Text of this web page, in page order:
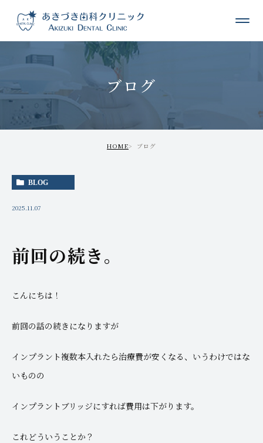
ブログ
HOME ブログ
BLOG
2025.11.07
前回の続き。
こんにちは！
前回の話の続きになりますが
インプラント複数本入れたら治療費が安くなる、いうわけではな
いものの
インプラントブリッジにすれば費用は下がります。
これどういうことか？